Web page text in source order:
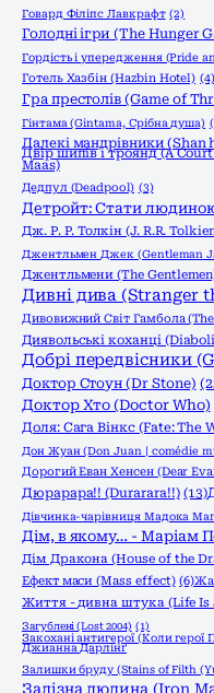
Говард Філіпс Лавкрафт (2)
Голодні ігри (The Hunger
Гордість і упередження (Pride
Готель Хазбін (Hazbin Hotel) (4)
Гра престолів (Game of
Гінтама (Gintama, Срібна душа)
Далекі мандрівники (Shan
Двір шипів і троянд (A
Maas)
Дедпул (Deadpool) (3)
Детройт: Стати
Дж. Р. Р. Толкін (J. R.R.
Джентльмен Джек (Gentleman
Джентльмени (The
Дивні дива (Stranger
Дивовижний Світ Гамбола
Диявольські коханці
Добрі передвісники
Доктор Стоун (Dr Stone)
Доктор Хто (Doctor Who)
Доля: Сага Вінкс (Fate: The
Дон Жуан (Don Juan | comédie
Дорогий Еван Хенсен (Dear
Дюрарара!! (Durarara!!) (13)
Дівчинка-чарівниця Мадока
Дім, в якому… - Маріам
Дім Дракона (House of the
Ефект маси (Mass effect) (6)
Життя - дивна штука (Life Is
Загублені (Lost 2004) (1)
Закохані антигерої (Коли
Джианна Дарлінґ
Залишки бруду (Stains of Filth
Залізна людина (Iron